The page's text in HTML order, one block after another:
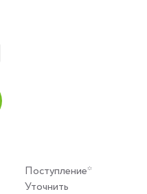
Поступление*
Уточнить